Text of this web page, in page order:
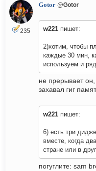
235
Gotor @Gotor
w221 пишет:
2)хотим, чтобы
каждые 30 мин,
используем и
не прерывает
захавал гиг
w221 пишет:
6) есть три
вместе, когда
стране или в
погуглите: sam